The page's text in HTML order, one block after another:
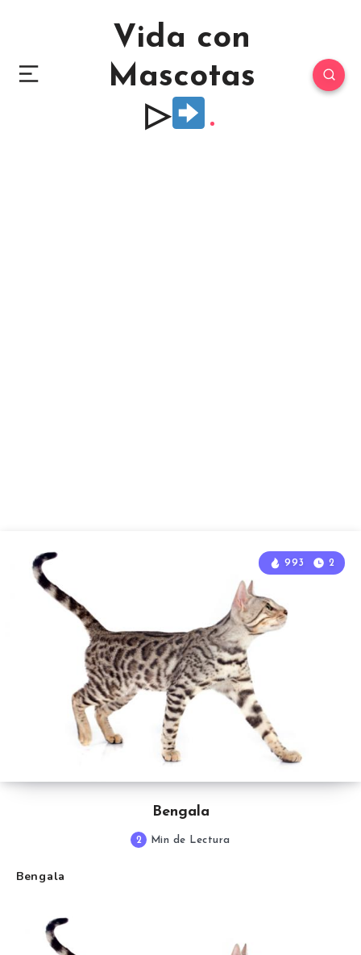
Vida con
Mascotas
▷
Bengala
993 2
2 Min de Lectura
Bengala